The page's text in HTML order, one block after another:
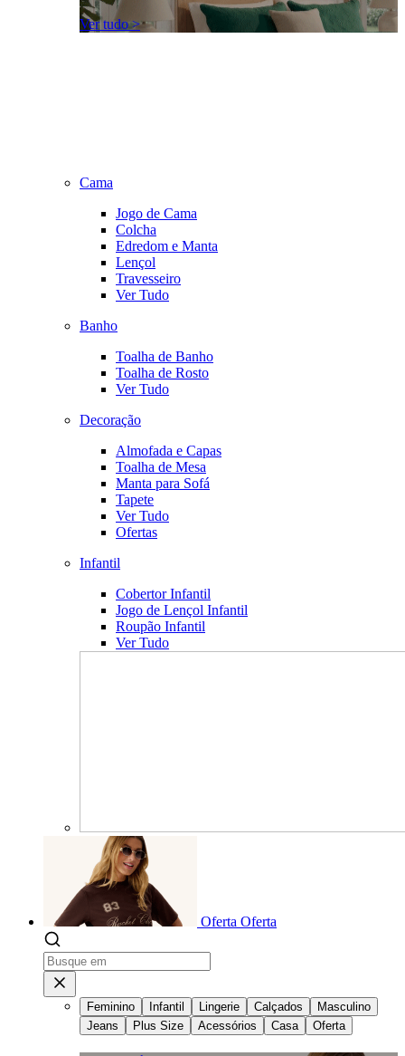
Ver tudo >
Cama
Jogo de Cama
Colcha
Edredom e Manta
Lençol
Travesseiro
Ver Tudo
Banho
Toalha de Banho
Toalha de Rosto
Ver Tudo
Decoração
Almofada e Capas
Toalha de Mesa
Manta para Sofá
Tapete
Ver Tudo
Ofertas
Infantil
Cobertor Infantil
Jogo de Lençol Infantil
Roupão Infantil
Ver Tudo
Oferta Oferta
Feminino Infantil Lingerie Calçados
Masculino
Jeans
Plus Size Acessórios Casa Oferta